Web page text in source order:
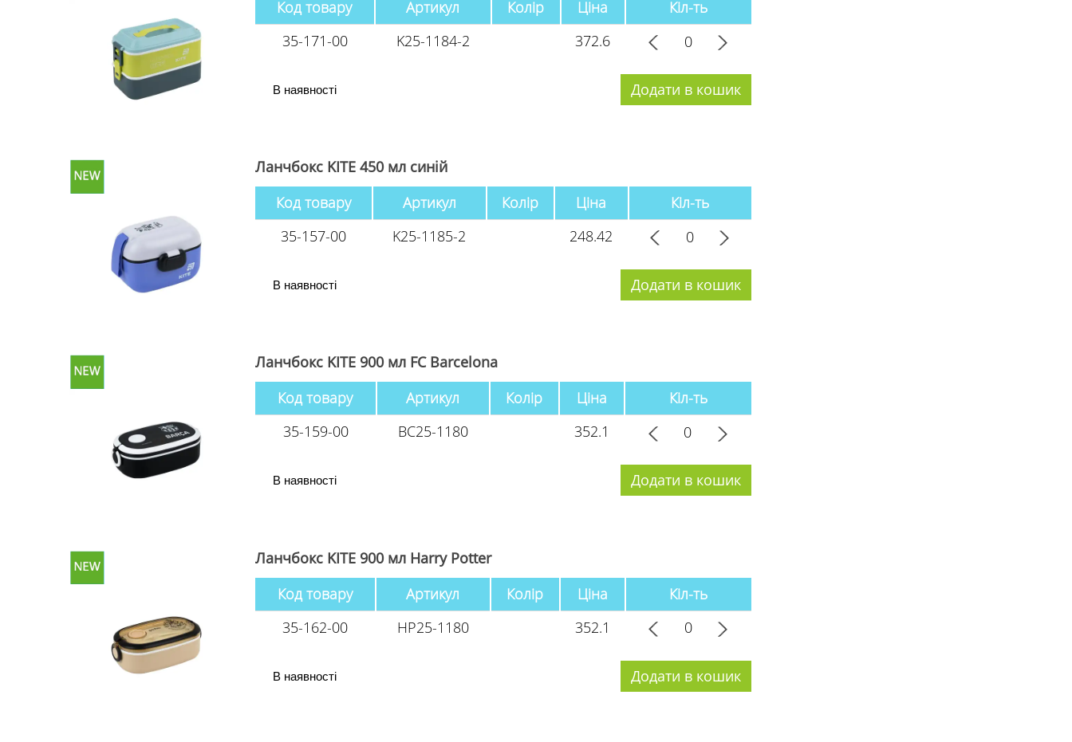
Код товару
Артикул Колір Ціна
Кіл-ть
35-171-00
K25-1184-2 372.6
В наявності
Ланчбокс KITE 450 мл синій
Код товару
Артикул Колір Ціна
Кіл-ть
35-157-00
K25-1185-2 248.42
В наявності
Ланчбокс KITE 900 мл FC Barcelona
Код товару
Артикул Колір Ціна
Кіл-ть
35-159-00
BC25-1180 352.1
В наявності
Ланчбокс KITE 900 мл Harry Potter
Код товару
Артикул Колір Ціна
Кіл-ть
35-162-00
HP25-1180 352.1
В наявності